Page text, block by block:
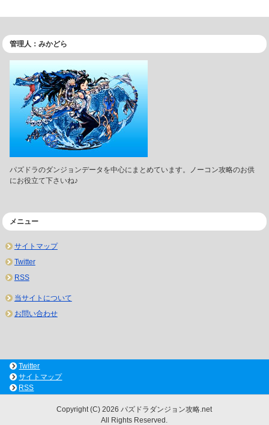
管理人：みかどら
パズドラのダンジョンデータを中心にまとめています。ノーコン攻略のお供
にお役立て下さいね♪
メニュー
サイトマップ
Twitter
RSS
当サイトについて
お問い合わせ
Twitter
サイトマップ
RSS
Copyright (C) 2026 パズドラダンジョン攻略.net
All Rights Reserved.